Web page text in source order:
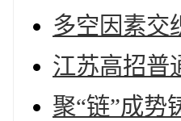
多空因素交
江苏高招普
聚“链”成势